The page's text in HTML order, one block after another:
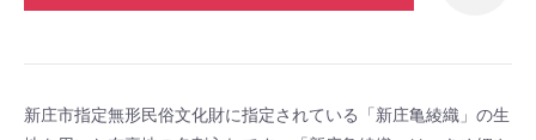
新庄市指定無形民俗文化財に指定されている「新庄亀綾織」の生